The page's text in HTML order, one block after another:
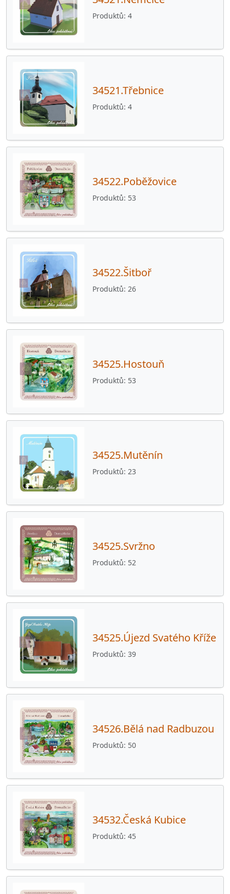
Produktů 4
34521.Třebnice
Produktů 4
34522.Poběžovice
Produktů 53
34522.Šitboř
Produktů 26
34525.Hostouň
Produktů 53
34525.Mutěnín
Produktů 23
34525.Svržno
Produktů 52
34525.Újezd Svatého Kříže
Produktů 39
34526.Bělá nad Radbuzou
Produktů 50
34532.Česká Kubice
Produktů 45